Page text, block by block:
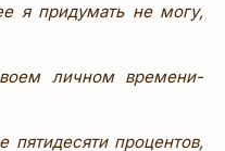
я придумать не могу,
личном времени-
процентов,